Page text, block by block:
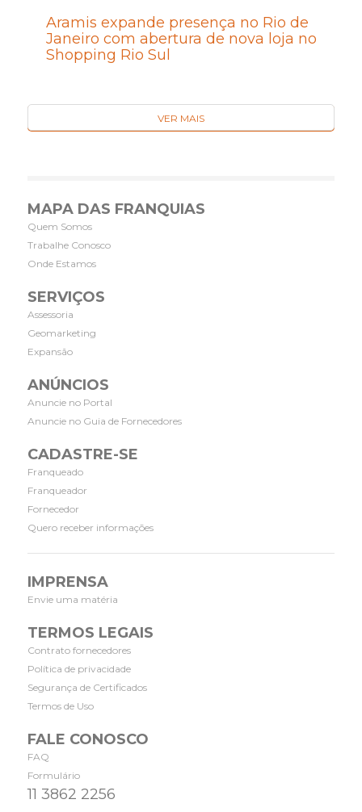
Aramis expande presença no Rio de
Janeiro com abertura de nova loja no
Shopping Rio Sul
VER MAIS
MAPA DAS FRANQUIAS
Quem Somos
Trabalhe Conosco
Onde Estamos
SERVIÇOS
Assessoria
Geomarketing
Expansão
ANÚNCIOS
Anuncie no Portal
Anuncie no Guia de Fornecedores
CADASTRE-SE
Franqueado
Franqueador
Fornecedor
Quero receber informações
IMPRENSA
Envie uma matéria
TERMOS LEGAIS
Contrato fornecedores
Política de privacidade
Segurança de Certificados
Termos de Uso
FALE CONOSCO
FAQ
Formulário
11 3862 2256